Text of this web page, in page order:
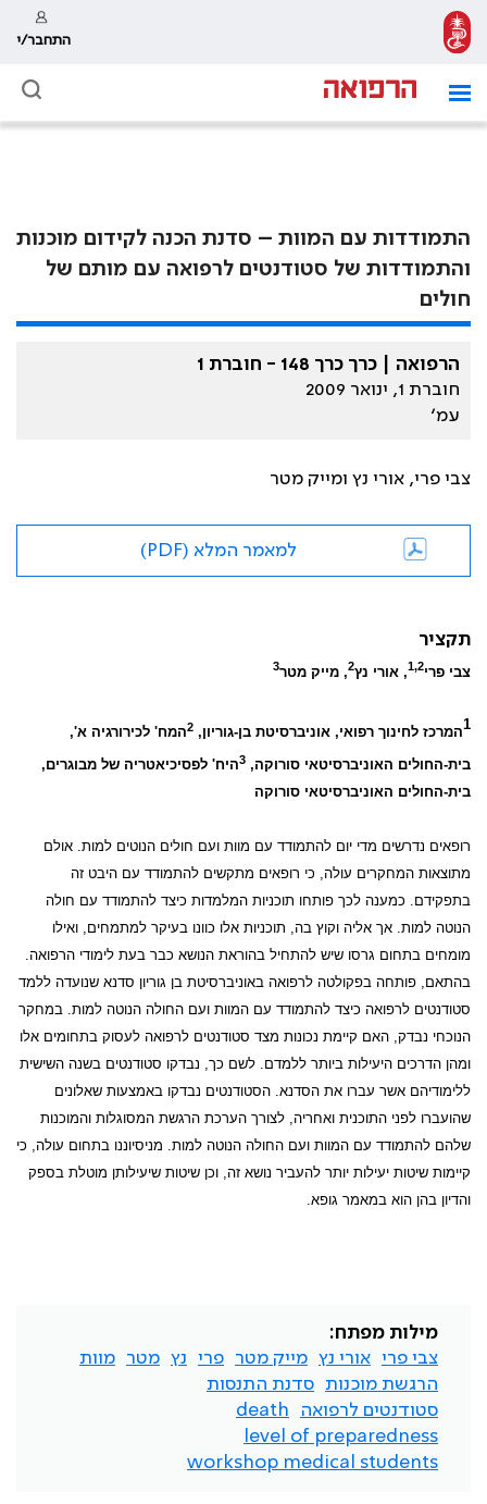
התחבר/י
התמודדות עם המוות – סדנת הכנה לקידום מוכנות
והתמודדות של סטודנטים לרפואה עם מותם של
חולים
הרפואה | כרך כרך 148 - חוברת 1
חוברת 1, ינואר 2009
עמ׳
צבי פרי, אורי נץ ומייק מטר
למאמר המלא (PDF)
תקציר
צבי פרי1,2, אורי נץ2, מייק מטר3
1המרכז לחינוך רפואי, אוניברסיטת בן-גוריון, 2המח' לכירורגיה א',
בית-החולים האוניברסיטאי סורוקה, 3היח' לפסיכיאטריה של מבוגרים,
בית-החולים האוניברסיטאי סורוקה
רופאים נדרשים מדי יום להתמודד עם מוות ועם חולים הנוטים למות. אולם
מתוצאות המחקרים עולה, כי רופאים מתקשים להתמודד עם היבט זה
בתפקידם. כמענה לכך פותחו תוכניות המלמדות כיצד להתמודד עם חולה
הנוטה למות. אך אליה וקוץ בה, תוכניות אלו כוונו בעיקר למתמחים, ואילו
מומחים בתחום גרסו שיש להתחיל בהוראת הנושא כבר בעת לימודי הרפואה.
בהתאם, פותחה בפקולטה לרפואה באוניברסיטת בן גוריון סדנא שנועדה ללמד
סטודנטים לרפואה כיצד להתמודד עם המוות ועם החולה הנוטה למות. במחקר
הנוכחי נבדק, האם קיימת נכונות מצד סטודנטים לרפואה לעסוק בתחומים אלו
ומהן הדרכים היעילות ביותר ללמדם. לשם כך, נבדקו סטודנטים בשנה השישית
ללימודיהם אשר עברו את הסדנא. הסטודנטים נבדקו באמצעות שאלונים
שהועברו לפני התוכנית ואחריה, לצורך הערכת הרגשת המסוגלות והמוכנות
שלהם להתמודד עם המוות ועם החולה הנוטה למות. מניסיוננו בתחום עולה, כי
קיימות שיטות יעילות יותר להעביר נושא זה, וכן שיטות שיעילותן מוטלת בספק
והדיון בהן הוא במאמר גופא.
מילות מפתח:
צבי פרי אורי נץ מייק מטר פרי נץ מטר
מוות
הרגשת מוכנות
סדנת התנסות
סטודנטים לרפואה
death
level of preparedness
workshop medical students